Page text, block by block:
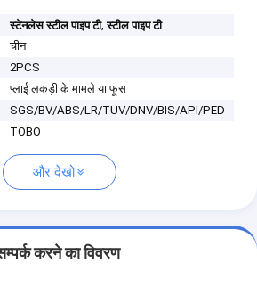
स्टेनलेस स्टील पाइप टी,स्टील पाइप टी
चीन
2PCS
प्लाई लकड़ी के मामले या फूस
SGS/BV/ABS/LR/TUV/DNV/BIS/API/PED
TOBO
और देखो
करने का विवरण